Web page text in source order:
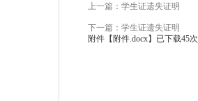
上一篇：学生证遗失证明
下一篇：学生证遗失证明
附件【附件.docx】已下载45次